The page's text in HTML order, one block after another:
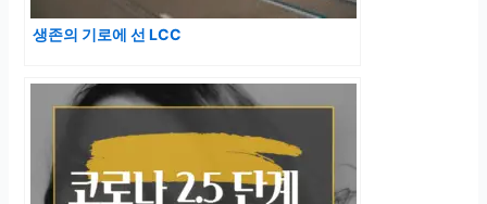
생존의 기로에 선 LCC